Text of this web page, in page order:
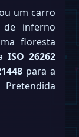
um carro
inferno
floresta
ISO 26262
para a